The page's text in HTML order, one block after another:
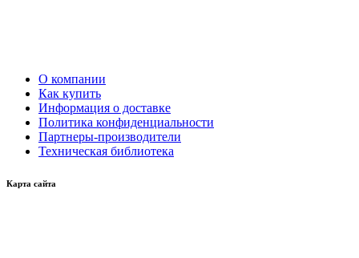
О компании
Как купить
Информация о доставке
Политика конфиденциальности
Партнеры-производители
Техническая библиотека
Карта сайта